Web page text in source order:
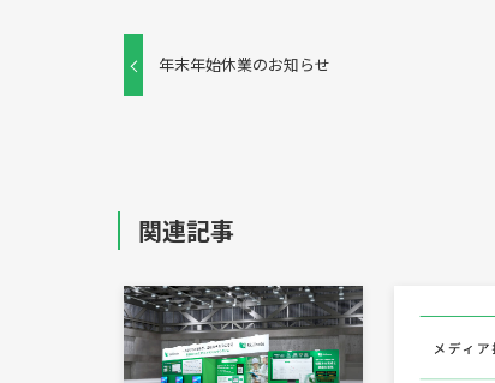
年末年始休業のお知らせ
関連記事